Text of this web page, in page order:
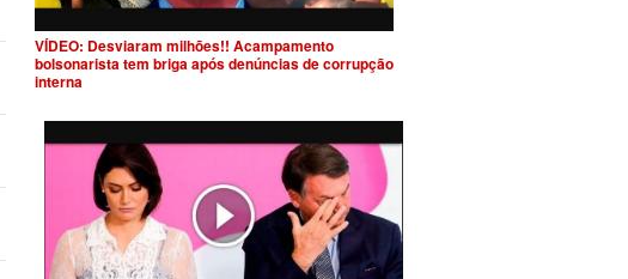
VÍDEO: Desviaram milhões!! Acampamento
bolsonarista tem briga após denúncias de corrupção
interna